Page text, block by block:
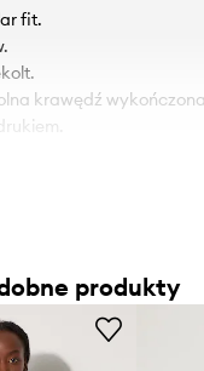
fit.
krawędź
produkty